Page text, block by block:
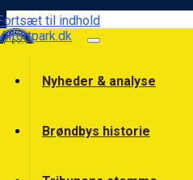
til indhold
Nyheder & analyse
Brøndbys historie